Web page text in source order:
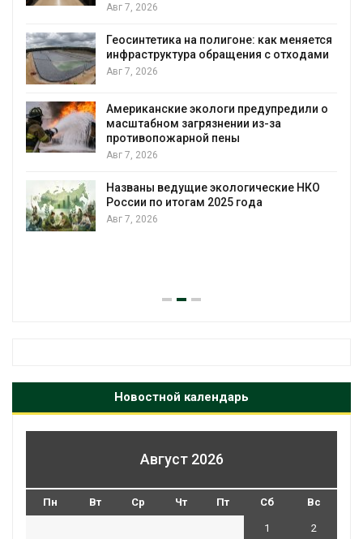
Авг 7, 2026
Геосинтетика на полигоне: как меняется
инфраструктура обращения с отходами
Авг 7, 2026
Американские экологи предупредили о
масштабном загрязнении из-за
противопожарной пены
Авг 7, 2026
Названы ведущие экологические НКО
России по итогам 2025 года
Авг 7, 2026
Новостной календарь
Август 2026
Пн Вт Ср Чт Пт Сб Вс
1 2